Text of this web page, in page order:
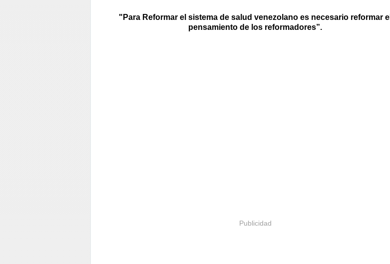
"Para Reformar el sistema de salud venezolano es necesario reformar el
pensamiento de los reformadores”.
Publicidad